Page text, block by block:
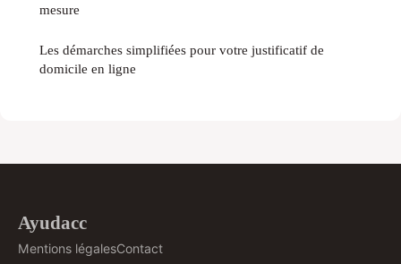
mesure
Les démarches simplifiées pour votre justificatif de
domicile en ligne
Ayudacc
Mentions légalesContact